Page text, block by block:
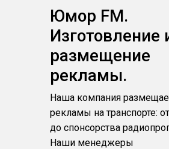
Юмор FM.
Изготовление
размещение
рекламы.
Наша компания
рекламы на транспорте:
до спонсорства
Наши менеджеры